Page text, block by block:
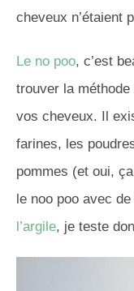
cheveux n’étaient
Le no poo, c’est
trouver la
vos cheveux. Il
farines, les
pommes (et oui,
le noo poo avec de
l’argile, je teste